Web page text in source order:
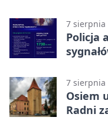
7 sierpnia
Policja
7 sierpnia
Osiem
Radni